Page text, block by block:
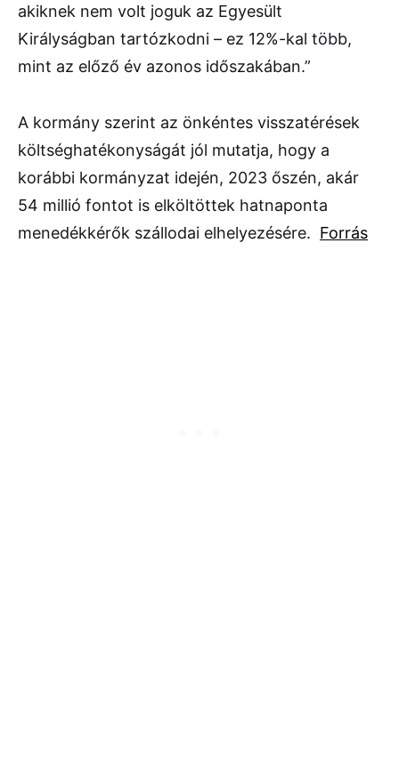
akiknek nem volt joguk az Egyesült
Királyságban tartózkodni – ez 12%-kal több,
mint az előző év azonos időszakában.”
A kormány szerint az önkéntes visszatérések
költséghatékonyságát jól mutatja, hogy a
korábbi kormányzat idején, 2023 őszén, akár
54 millió fontot is elköltöttek hatnaponta
menedékkérők szállodai elhelyezésére. Forrás